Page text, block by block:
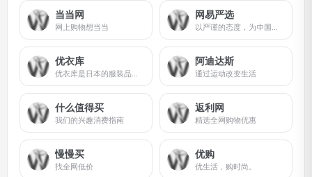
当当网
网上购物想当当
网易严选
以严谨的态度，为中国消费者甄选天下优品
优衣库
优衣库是‌日本‌的服装品牌，隶属于迅销公司，主打‌平价休闲服饰。
阿迪达斯
通过运动改变生活
什么值得买
我们的兴趣消费指南
返利网
精选全网购物优惠
慢慢买
找全网低价
优购
优生活，购时尚。